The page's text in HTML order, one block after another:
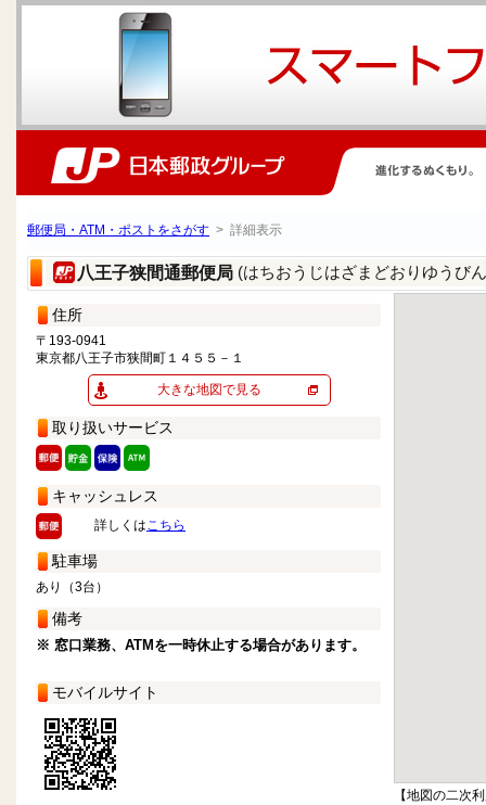
郵便局・ATM・ポストをさがす > 詳細表示
八王子狭間通郵便局 (はちおうじはざまどおりゆうび
住所
〒193-0941
東京都八王子市狭間町１４５５－１
大きな地図で見る
取り扱いサービス
キャッシュレス
詳しくはこちら
駐車場
あり（3台）
備考
※ 窓口業務、ATMを一時休止する場合があります。
モバイルサイト
【地図の二次